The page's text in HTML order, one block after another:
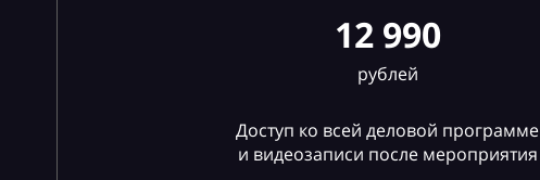
12 990
рублей
Доступ ко всей деловой программе
и видеозаписи после мероприятия